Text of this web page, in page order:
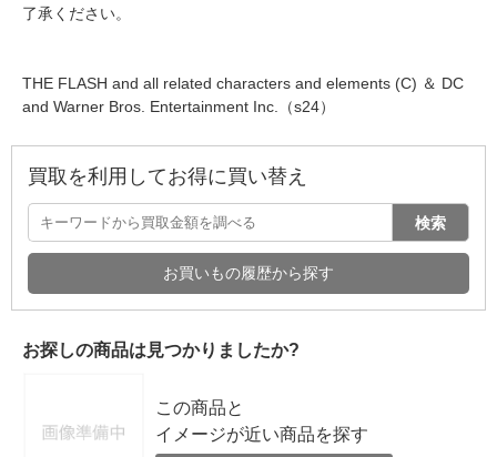
了承ください。
THE FLASH and all related characters and elements (C) ＆ DC
and Warner Bros. Entertainment Inc.（s24）
買取を利用してお得に買い替え
検索
お買いもの履歴から探す
お探しの商品は見つかりましたか?
この商品と
イメージが近い商品を探す